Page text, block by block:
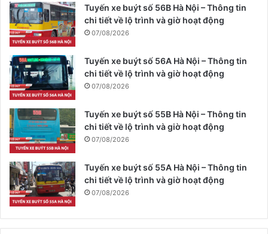
Tuyến xe buýt số 56B Hà Nội – Thông tin
chi tiết về lộ trình và giờ hoạt động
07/08/2026
Tuyến xe buýt số 56A Hà Nội – Thông tin
chi tiết về lộ trình và giờ hoạt động
07/08/2026
Tuyến xe buýt số 55B Hà Nội – Thông tin
chi tiết về lộ trình và giờ hoạt động
07/08/2026
Tuyến xe buýt số 55A Hà Nội – Thông tin
chi tiết về lộ trình và giờ hoạt động
07/08/2026